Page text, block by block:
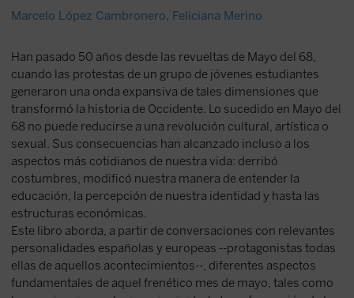
Marcelo López Cambronero, Feliciana Merino
Han pasado 50 años desde las revueltas de Mayo del 68,
cuando las protestas de un grupo de jóvenes estudiantes
generaron una onda expansiva de tales dimensiones que
transformó la historia de Occidente. Lo sucedido en Mayo del
68 no puede reducirse a una revolución cultural, artística o
sexual. Sus consecuencias han alcanzado incluso a los
aspectos más cotidianos de nuestra vida: derribó
costumbres, modificó nuestra manera de entender la
educación, la percepción de nuestra identidad y hasta las
estructuras económicas.
Este libro aborda, a partir de conversaciones con relevantes
personalidades españolas y europeas --protagonistas todas
ellas de aquellos acontecimientos--, diferentes aspectos
fundamentales de aquel frenético mes de mayo, tales como